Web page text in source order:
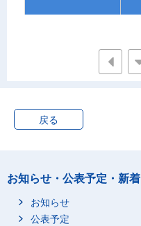
戻る
お知らせ・公表予定・新着
お知らせ
公表予定